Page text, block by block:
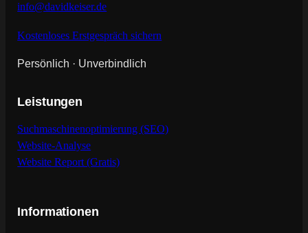
info@davidkeiser.de
Kostenloses Erstgespräch sichern
Persönlich · Unverbindlich
Leistungen
Suchmaschinenoptimierung (SEO)
Website-Analyse
Website Report (Gratis)
Informationen